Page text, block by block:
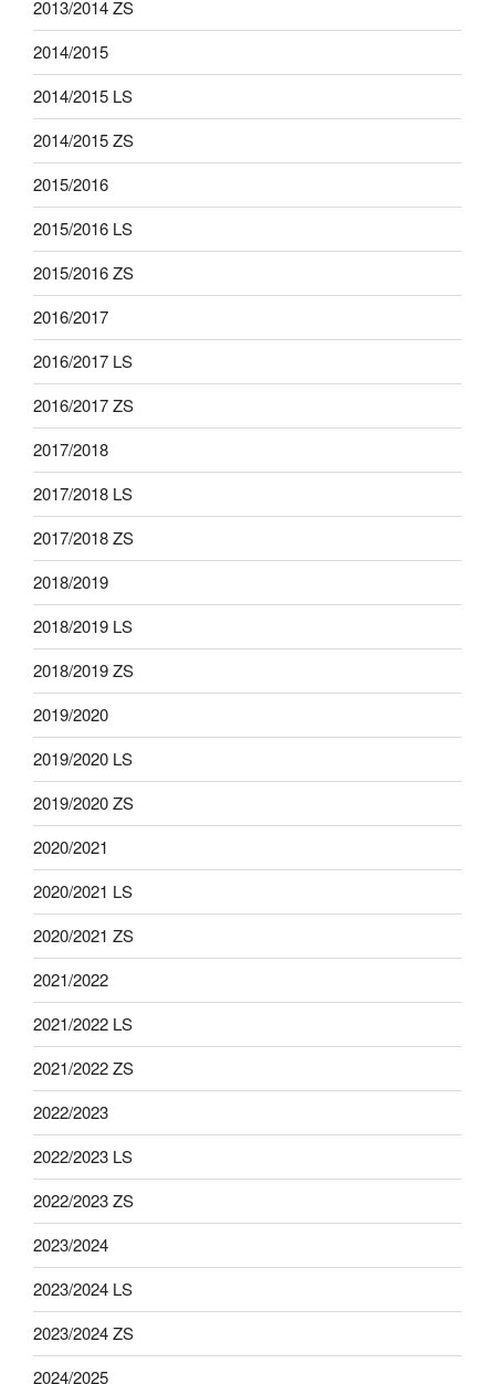
2013/2014 ZS
2014/2015
2014/2015 LS
2014/2015 ZS
2015/2016
2015/2016 LS
2015/2016 ZS
2016/2017
2016/2017 LS
2016/2017 ZS
2017/2018
2017/2018 LS
2017/2018 ZS
2018/2019
2018/2019 LS
2018/2019 ZS
2019/2020
2019/2020 LS
2019/2020 ZS
2020/2021
2020/2021 LS
2020/2021 ZS
2021/2022
2021/2022 LS
2021/2022 ZS
2022/2023
2022/2023 LS
2022/2023 ZS
2023/2024
2023/2024 LS
2023/2024 ZS
2024/2025